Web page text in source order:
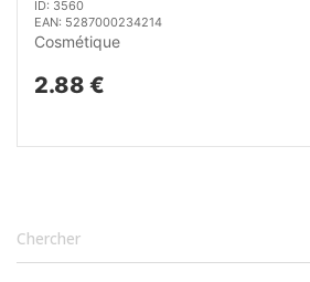
ID: 3560
EAN: 5287000234214
Cosmétique
2.88 €